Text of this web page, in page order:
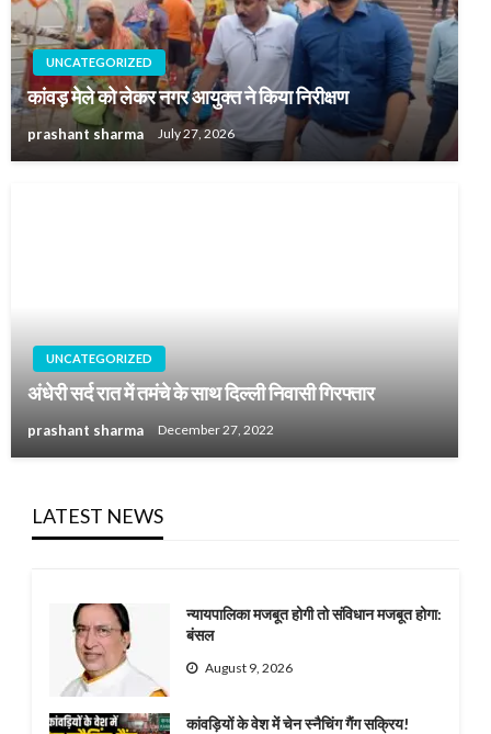
UNCATEGORIZED
कांवड़ मेले को लेकर नगर आयुक्त ने किया निरीक्षण
prashant sharma July 27, 2026
UNCATEGORIZED
अंधेरी सर्द रात में तमंचे के साथ दिल्ली निवासी गिरफ्तार
prashant sharma December 27, 2022
LATEST NEWS
न्यायपालिका मजबूत होगी तो संविधान मजबूत होगा:
बंसल
August 9, 2026
कांवड़ियों के वेश में चेन स्नैचिंग गैंग सक्रिय!